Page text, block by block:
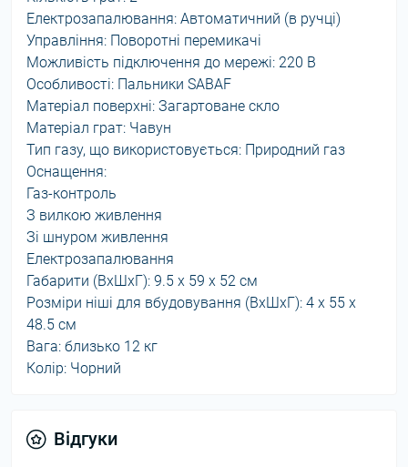
Електрозапалювання: Автоматичний (в ручці)
Управління: Поворотні перемикачі
Можливість підключення до мережі: 220 В
Особливості: Пальники SABAF
Матеріал поверхні: Загартоване скло
Матеріал грат: Чавун
Тип газу, що використовується: Природний газ
Оснащення:
Газ-контроль
З вилкою живлення
Зі шнуром живлення
Електрозапалювання
Габарити (ВхШхГ): 9.5 х 59 х 52 см
Розміри ніші для вбудовування (ВхШхГ): 4 х 55 х
48.5 см
Вага: близько 12 кг
Колір: Чорний
Відгуки